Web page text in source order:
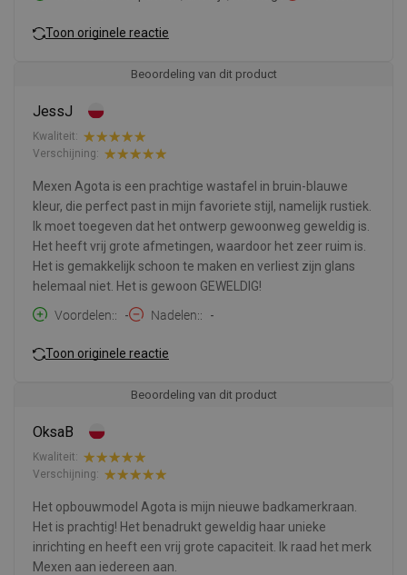
Toon originele reactie
Beoordeling van dit product
JessJ
Kwaliteit:
Verschijning:
Mexen Agota is een prachtige wastafel in bruin-blauwe
kleur, die perfect past in mijn favoriete stijl, namelijk rustiek.
Ik moet toegeven dat het ontwerp gewoonweg geweldig is.
Het heeft vrij grote afmetingen, waardoor het zeer ruim is.
Het is gemakkelijk schoon te maken en verliest zijn glans
helemaal niet. Het is gewoon GEWELDIG!
Voordelen:
- Nadelen: -
Toon originele reactie
Beoordeling van dit product
OksaB
Kwaliteit:
Verschijning:
Het opbouwmodel Agota is mijn nieuwe badkamerkraan.
Het is prachtig! Het benadrukt geweldig haar unieke
inrichting en heeft een vrij grote capaciteit. Ik raad het merk
Mexen aan iedereen aan.